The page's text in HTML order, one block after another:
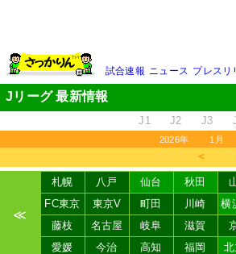
試合速報 ニュース プレスリ
Jリーグ 最新情報
J1 J2 J3
2026年 1月
＜
≪
札幌 八戸 仙台 秋田
FC東京
東京V 町田 川崎 横
藤枝
名古屋 岐阜 滋賀
愛媛
今治 高知 福岡 北